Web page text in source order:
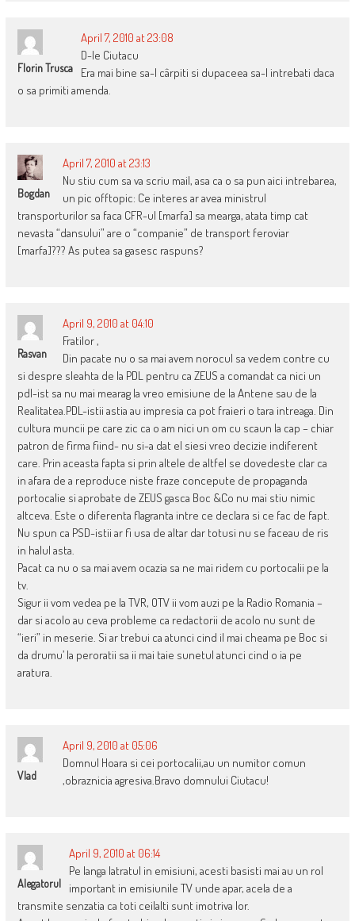
Florin Trusca
April 7, 2010 at 23:08
D-le Ciutacu
Era mai bine sa-l cârpiti si dupaceea sa-l intrebati daca
o sa primiti amenda.
Bogdan
April 7, 2010 at 23:13
Nu stiu cum sa va scriu mail, asa ca o sa pun aici intrebarea,
un pic offtopic: Ce interes ar avea ministrul
transporturilor sa faca CFR-ul [marfa] sa mearga, atata timp cat
nevasta “dansului” are o “companie” de transport feroviar
[marfa]??? As putea sa gasesc raspuns?
Rasvan
April 9, 2010 at 04:10
Fratilor ,
Din pacate nu o sa mai avem norocul sa vedem contre cu
si despre sleahta de la PDL pentru ca ZEUS a comandat ca nici un
pdl-ist sa nu mai mearag la vreo emisiune de la Antene sau de la
Realitatea.PDL-istii astia au impresia ca pot fraieri o tara intreaga. Din
cultura muncii pe care zic ca o am nici un om cu scaun la cap – chiar
patron de firma fiind- nu si-a dat el siesi vreo decizie indiferent
care. Prin aceasta fapta si prin altele de altfel se dovedeste clar ca
in afara de a reproduce niste fraze concepute de propaganda
portocalie si aprobate de ZEUS gasca Boc &Co nu mai stiu nimic
altceva. Este o diferenta flagranta intre ce declara si ce fac de fapt.
Nu spun ca PSD-istii ar fi usa de altar dar totusi nu se faceau de ris
in halul asta.
Pacat ca nu o sa mai avem ocazia sa ne mai ridem cu portocalii pe la
tv.
Sigur ii vom vedea pe la TVR, OTV ii vom auzi pe la Radio Romania –
dar si acolo au ceva probleme ca redactorii de acolo nu sunt de
“ieri” in meserie. Si ar trebui ca atunci cind il mai cheama pe Boc si
da drumu’ la peroratii sa ii mai taie sunetul atunci cind o ia pe
aratura.
Vlad
April 9, 2010 at 05:06
Domnul Hoara si cei portocalii,au un numitor comun
,obraznicia agresiva.Bravo domnului Ciutacu!
Alegatorul
April 9, 2010 at 06:14
Pe langa latratul in emisiuni, acesti basisti mai au un rol
important in emisiunile TV unde apar, acela de a
transmite senzatia ca toti ceilalti sunt imotriva lor.